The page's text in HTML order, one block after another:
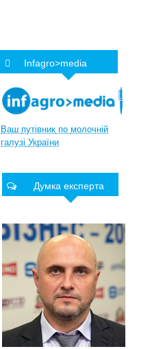
Infagro>media
Ваш путівник по молочній
галузі України
Думка експерта